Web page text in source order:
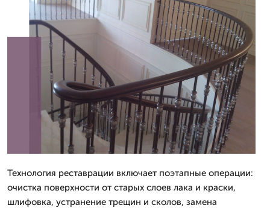
Технология реставрации включает поэтапные операции:
очистка поверхности от старых слоев лака и краски,
шлифовка, устранение трещин и сколов, замена